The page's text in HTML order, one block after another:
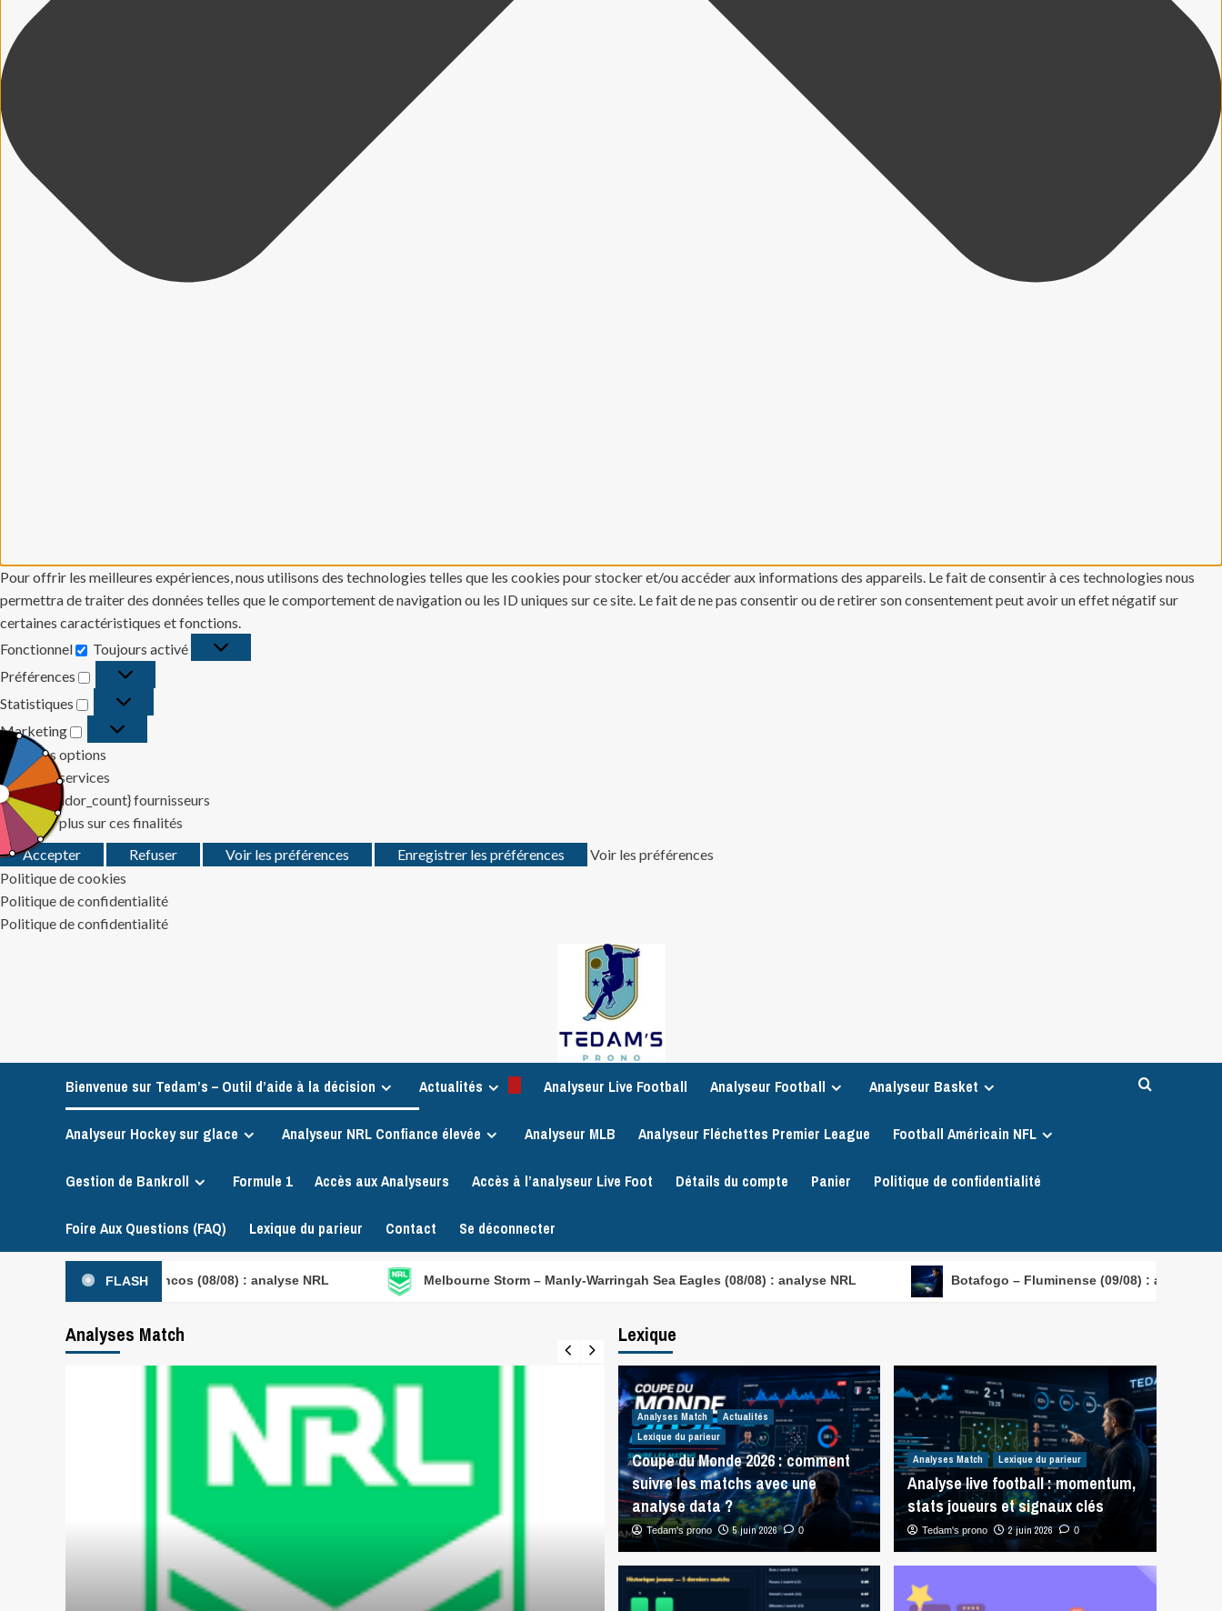
Pour offrir les meilleures expériences, nous utilisons des technologies telles que les cookies pour stocker et/ou accéder aux informations des appareils. Le fait de consentir à ces technologies nous
permettra de traiter des données telles que le comportement de navigation ou les ID uniques sur ce site. Le fait de ne pas consentir ou de retirer son consentement peut avoir un effet négatif sur
certaines caractéristiques et fonctions.
Fonctionnel
Fonctionnel
Toujours activé
Préférences
Préférences
Statistiques
Statistiques
Marketing
Marketing
Gérer les options
Gérer les services
Gérer {vendor_count} fournisseurs
En savoir plus sur ces finalités
Accepter
Refuser Voir les préférences Enregistrer les préférences
Voir les préférences
Politique de cookies
Politique de confidentialité
Politique de confidentialité
Bienvenue sur Tedam’s – Outil d’aide à la décision Actualités Analyseur Live Football Analyseur Football Analyseur Basket
Analyseur Hockey sur glace Analyseur NRL Confiance élevée Analyseur MLB Analyseur Fléchettes Premier League Football Américain NFL
Gestion de Bankroll Formule 1 Accès aux Analyseurs Accès à l’analyseur Live Foot Détails du compte Panier Politique de confidentialité
Foire Aux Questions (FAQ) Lexique du parieur Contact Se déconnecter
FLASH
Brisbane Broncos (08/08) : analyse NRL Melbourne Storm – Manly-Warringah Sea Eagles (08/08) : analyse NRL Botafogo – Fluminense (09/08) : analyse Serie A
Analyses Match Lexique
Analyses Match
Actualités
Lexique du parieur
Coupe du Monde 2026 : comment
suivre les matchs avec une
analyse data ?
Tedam's prono 5 juin 2026 0
Analyses Match Lexique du parieur
Analyse live football : momentum,
stats joueurs et signaux clés
Tedam's prono 2 juin 2026 0